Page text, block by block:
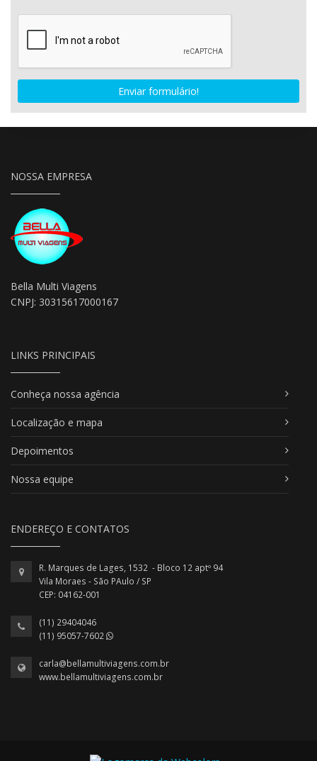
Enviar formulário!
NOSSA EMPRESA
Bella Multi Viagens
CNPJ: 30315617000167
LINKS PRINCIPAIS
Conheça nossa agência
Localização e mapa
Depoimentos
Nossa equipe
ENDEREÇO E CONTATOS
R. Marques de Lages, 1532 - Bloco 12 aptº 94
Vila Moraes - São PAulo / SP
CEP: 04162-001
(11) 29404046
(11) 95057-7602
carla@bellamultiviagens.com.br
www.bellamultiviagens.com.br